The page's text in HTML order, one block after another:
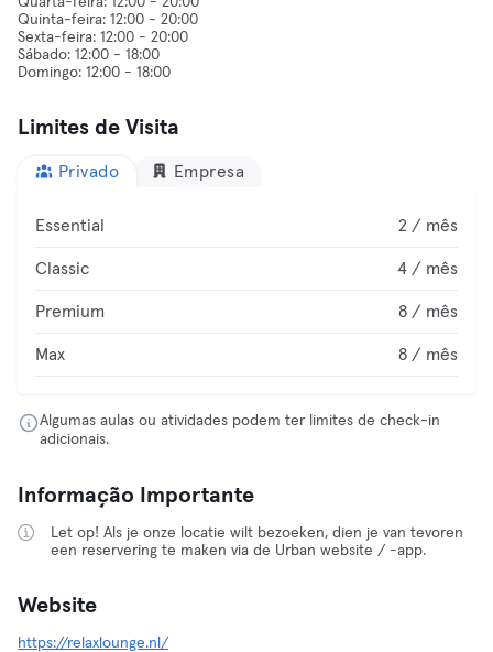
Quinta-feira: 12:00 - 20:00
Sexta-feira: 12:00 - 20:00
Sábado: 12:00 - 18:00
Limites de Visita
Privado Empresa
Essential 2 / mês
Classic 4 / mês
Premium 8 / mês
Max 8 / mês
Algumas aulas ou atividades podem ter limites de check-in
adicionais.
Informação Importante
Let op! Als je onze locatie wilt bezoeken, dien je van tevoren
een reservering te maken via de Urban website / -app.
Website
https://relaxlounge.nl/